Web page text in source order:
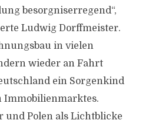
besorgniserregend“,
Ludwig Dorffmeister.
in vielen
wieder an Fahrt
ein Sorgenkind
Immobilienmarktes.
und Polen als Lichtblicke